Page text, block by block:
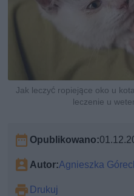
Jak leczyć ropiejące oko u
leczenie u
Opublikowano:
Autor:Agnieszka
Drukuj